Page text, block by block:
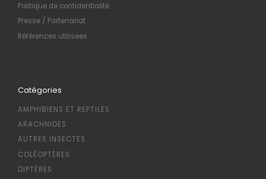
Politique de confidentialité
Presse / Partenariat
Références utilisées
Catégories
AMPHIBIENS ET REPTILES
ARACHNIDES
AUTRES INSECTES
COLÉOPTÈRES
DIPTÈRES